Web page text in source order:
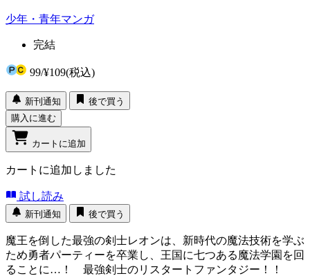
少年・青年マンガ
完結
99/¥109(税込)
新刊通知
後で買う
購入に進む
カートに追加
カートに追加しました
試し読み
新刊通知 後で買う
魔王を倒した最強の剣士レオンは、新時代の魔法技術を学ぶ
ため勇者パーティーを卒業し、王国に七つある魔法学園を回
ることに…！ 最強剣士のリスタートファンタジー！！